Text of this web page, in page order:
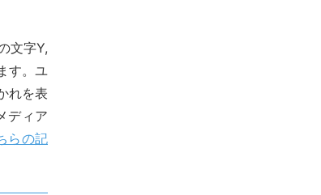
文字Υ,
す。ユ
れを表
ディア
らの記